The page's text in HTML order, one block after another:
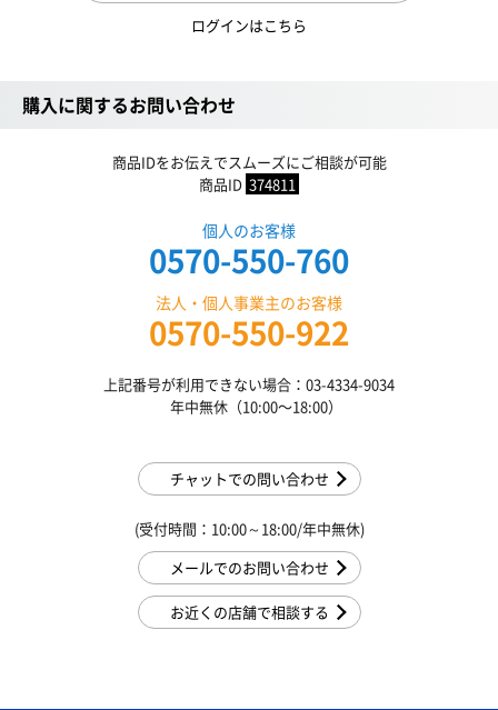
ログインはこちら
購入に関するお問い合わせ
商品IDをお伝えでスムーズにご相談が可能
商品ID 374811
個人のお客様
0570-550-760
法人・個人事業主のお客様
0570-550-922
上記番号が利用できない場合：03-4334-9034
年中無休（10:00〜18:00）
チャットでの問い合わせ
(受付時間：10:00～18:00/年中無休)
メールでのお問い合わせ
お近くの店舗で相談する